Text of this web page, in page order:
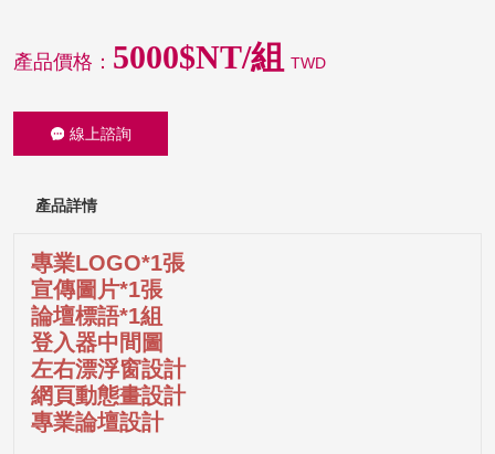
產品價格： 5000$NT/組 TWD
線上諮詢
產品詳情
專業LOGO*1張
宣傳圖片*1張
論壇標語*1組
登入器中間圖
左右漂浮窗設計
網頁動態畫設計
專業論壇設計